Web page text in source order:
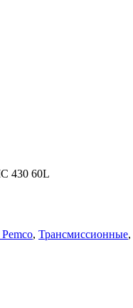
430 60L
, Трансмиссионные,